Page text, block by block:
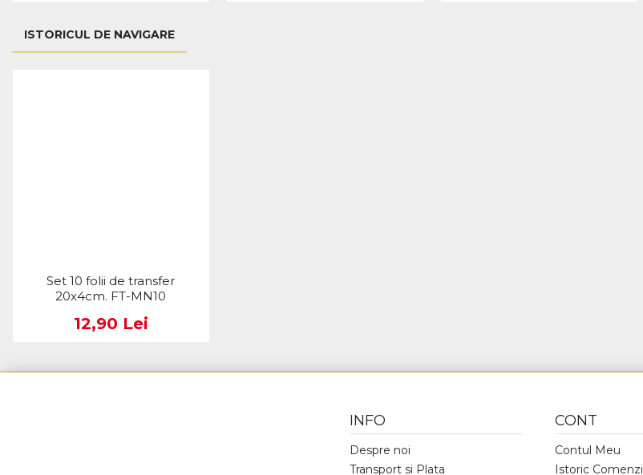
ISTORICUL DE NAVIGARE
Set 10 folii de transfer
20x4cm. FT-MN10
12,90 Lei
INFO
Despre noi
Transport si Plata
CONT
Contul Meu
Istoric Comenzi